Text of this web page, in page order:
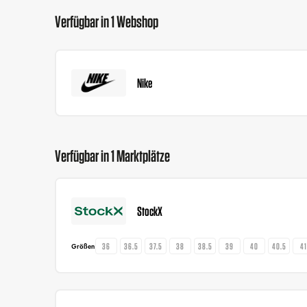
Verfügbar in 1 Webshop
Nike
Verfügbar in 1 Marktplätze
StockX
Größen 36 36.5 37.5 38 38.5 39 40 40.5 41